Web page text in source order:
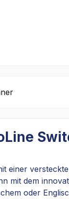
einer
mit dem
oder